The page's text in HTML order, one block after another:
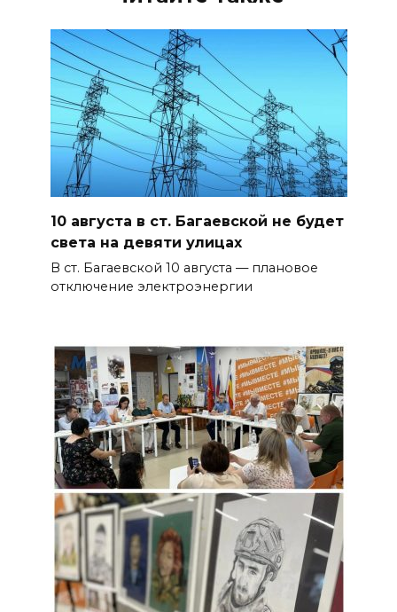
10 августа в ст. Багаевской не будет
света на девяти улицах
В ст. Багаевской 10 августа — плановое
отключение электроэнергии